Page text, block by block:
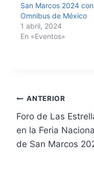
San Marcos 2024 con
Omnibus de México
1 abril, 2024
En «Eventos»
ANTERIOR
Foro de Las
en la Feria
de San Marcos